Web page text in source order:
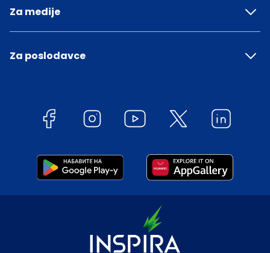
Za medije
Za poslodavce